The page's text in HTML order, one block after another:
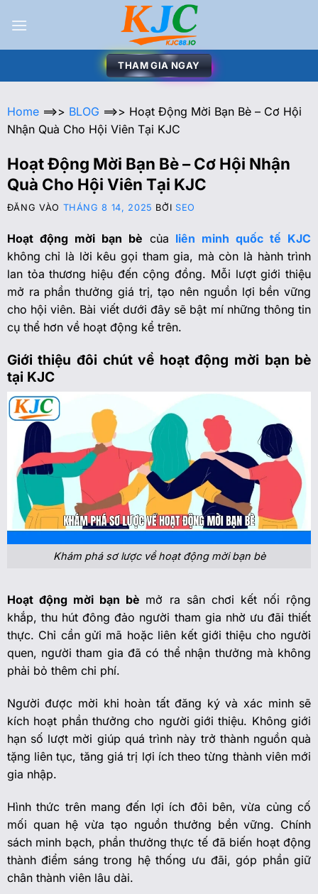
THAM GIA NGAY
Home==>> BLOG ==>> Hoạt Động Mời Bạn Bè – Cơ Hội
Nhận Quà Cho Hội Viên Tại KJC
Hoạt Động Mời Bạn Bè – Cơ Hội Nhận
Quà Cho Hội Viên Tại KJC
ĐĂNG VÀO THÁNG 8 14, 2025 BỞI SEO
Hoạt động mời bạn bè của liên minh quốc tế KJC
không chỉ là lời kêu gọi tham gia, mà còn là hành trình
lan tỏa thương hiệu đến cộng đồng. Mỗi lượt giới thiệu
mở ra phần thưởng giá trị, tạo nên nguồn lợi bền vững
cho hội viên. Bài viết dưới đây sẽ bật mí những thông tin
cụ thể hơn về hoạt động kể trên.
Giới thiệu đôi chút về hoạt động mời bạn bè
tại KJC
Khám phá sơ lược về hoạt động mời bạn bè
Hoạt động mời bạn bè mở ra sân chơi kết nối rộng
khắp, thu hút đông đảo người tham gia nhờ ưu đãi thiết
thực. Chỉ cần gửi mã hoặc liên kết giới thiệu cho người
quen, người tham gia đã có thể nhận thưởng mà không
phải bỏ thêm chi phí.
Người được mời khi hoàn tất đăng ký và xác minh sẽ
kích hoạt phần thưởng cho người giới thiệu. Không giới
hạn số lượt mời giúp quá trình này trở thành nguồn quà
tặng liên tục, tăng giá trị lợi ích theo từng thành viên mới
gia nhập.
Hình thức trên mang đến lợi ích đôi bên, vừa củng cố
mối quan hệ vừa tạo nguồn thưởng bền vững. Chính
sách minh bạch, phần thưởng thực tế đã biến hoạt động
thành điểm sáng trong hệ thống ưu đãi, góp phần giữ
chân thành viên lâu dài.